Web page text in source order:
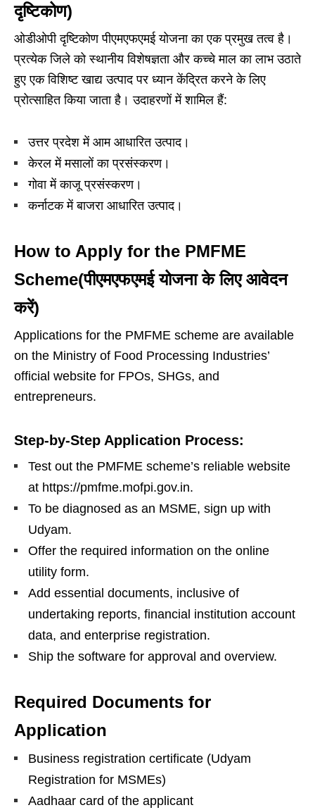
दृष्टिकोण)
ओडीओपी दृष्टिकोण पीएमएफएमई योजना का एक प्रमुख तत्व है।
प्रत्येक जिले को स्थानीय विशेषज्ञता और कच्चे माल का लाभ उठाते
हुए एक विशिष्ट खाद्य उत्पाद पर ध्यान केंद्रित करने के लिए
प्रोत्साहित किया जाता है। उदाहरणों में शामिल हैं:
उत्तर प्रदेश में आम आधारित उत्पाद।
केरल में मसालों का प्रसंस्करण।
गोवा में काजू प्रसंस्करण।
कर्नाटक में बाजरा आधारित उत्पाद।
How to Apply for the PMFME
Scheme(पीएमएफएमई योजना के लिए आवेदन
करें)
Applications for the PMFME scheme are available
on the Ministry of Food Processing Industries’
official website for FPOs, SHGs, and
entrepreneurs.
Step-by-Step Application Process:
Test out the PMFME scheme’s reliable website
at https://pmfme.mofpi.gov.in.
To be diagnosed as an MSME, sign up with
Udyam.
Offer the required information on the online
utility form.
Add essential documents, inclusive of
undertaking reports, financial institution account
data, and enterprise registration.
Ship the software for approval and overview.
Required Documents for
Application
Business registration certificate (Udyam
Registration for MSMEs)
Aadhaar card of the applicant